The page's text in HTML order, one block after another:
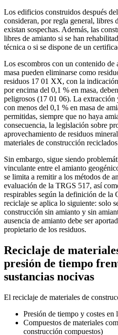
Los edificios construidos después
consideran, por regla general, libres
existan sospechas. Además, las
libres de amianto si se han
técnica o si se dispone de un
Los escombros con un contenido
masa pueden eliminarse como
residuos 17 01 XX, con la
por encima del 0,1 % en masa,
peligrosos (17 01 06). La extracción
con menos del 0,1 % en masa de
permitidas, siempre que no haya
consecuencia, la legislación sobre
aprovechamiento de residuos
materiales de construcción
Sin embargo, sigue siendo
vinculante entre el amianto
se limita a remitir a los métodos de
evaluación de la TRGS 517, así
respirables según la definición de la
reciclaje se aplica lo siguiente: solo
construcción sin amianto y sin
ausencia de amianto debe ser
propietario de los residuos.
Reciclaje de
presión de tiempo
sustancias nocivas
El reciclaje de materiales de
Presión de tiempo y costes en
Compuestos de materiales
construcción compuestos)